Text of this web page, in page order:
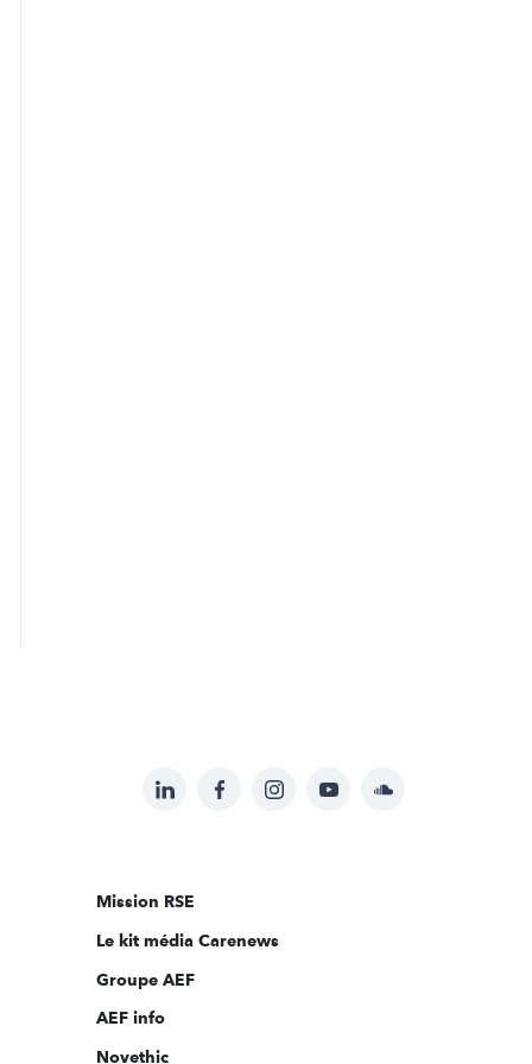
Suivez-
sur:
LinkedInFacebookInstagramYouTubeSoundcloud
Mission RSE
Le kit média Carenews
Groupe AEF
AEF info
Novethic